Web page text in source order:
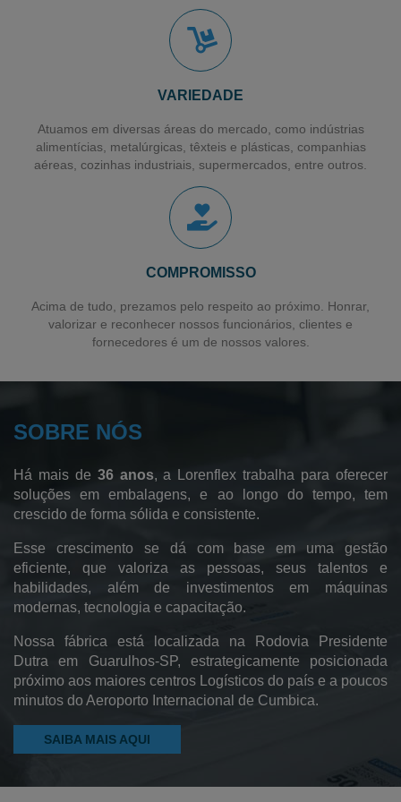
Sacos Plásticos para Talher
Sacos Plásticos Recicláveis
Sacos Plásticos Personalizados
Sacos em Polietileno de Alta Densidade
Fábrica de Sacos Hamper
Sacos de Polietileno
Sacos Sanfonados
Sacos Plásticos
Saco Cristal
Saco Canela
VARIEDADE
Atuamos em diversas áreas do mercado, como indústrias
alimentícias, metalúrgicas, têxteis e plásticas, companhias
aéreas, cozinhas industriais, supermercados, entre outros.
COMPROMISSO
Acima de tudo, prezamos pelo respeito ao próximo. Honrar,
valorizar e reconhecer nossos funcionários, clientes e
fornecedores é um de nossos valores.
SOBRE NÓS
Há mais de 36 anos, a Lorenflex trabalha para oferecer
soluções em embalagens, e ao longo do tempo, tem
crescido de forma sólida e consistente.
Esse crescimento se dá com base em uma gestão
eficiente, que valoriza as pessoas, seus talentos e
habilidades, além de investimentos em máquinas
modernas, tecnologia e capacitação.
Nossa fábrica está localizada na Rodovia Presidente
Dutra em Guarulhos-SP, estrategicamente posicionada
próximo aos maiores centros Logísticos do país e a poucos
minutos do Aeroporto Internacional de Cumbica.
SAIBA MAIS AQUI